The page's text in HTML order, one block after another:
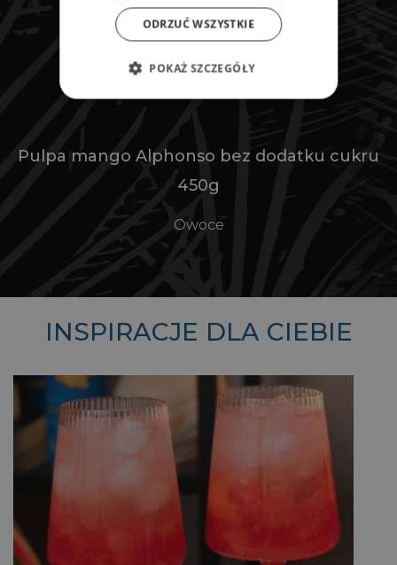
Pulpa mango Alphonso bez dodatku cukru
450g
Owoce
INSPIRACJE DLA CIEBIE
ODRZUĆ WSZYSTKIE
POKAŻ SZCZEGÓŁY